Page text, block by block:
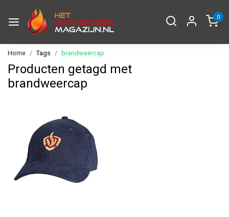
0
Home Tags brandweercap
Producten getagd met
brandweercap